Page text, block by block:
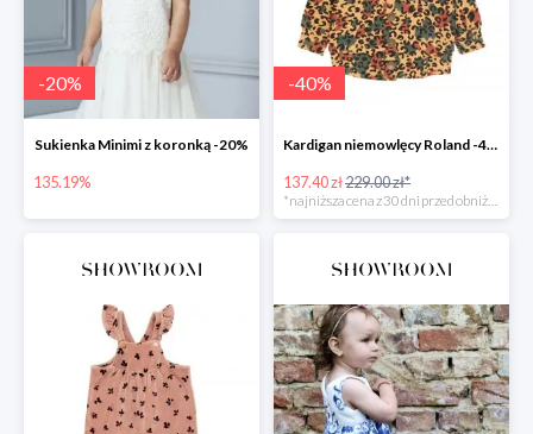
-20%
Sukienka Minimi z koronką -20%
135.19%
-40%
Kardigan niemowlęcy Roland -40%
137.40 zł229.00 zł*
*najniższa cena z 30 dni przed obniżką